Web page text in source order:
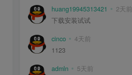
huang19945313421 2天前
下载安装试试
cinco 4天前
1123
admln 5天前